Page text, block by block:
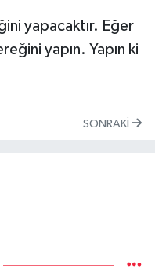
yapacaktır. Eğer
yapın. Yapın ki
SONRAKI